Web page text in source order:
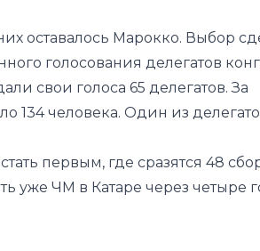
оставалось Марокко. Выбор
голосования делегатов
свои голоса 65 делегатов. За
134 человека. Один из
первым, где сразятся 48
уже ЧМ в Катаре через четыре